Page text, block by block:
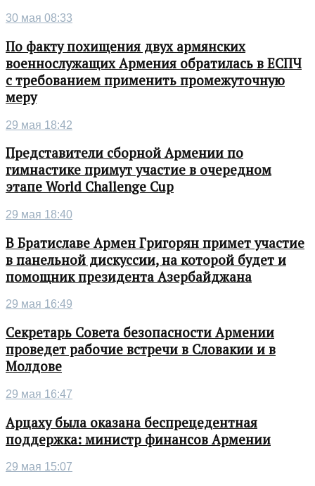
30 мая 08:33
По факту похищения двух армянских
военнослужащих Армения обратилась в ЕСПЧ
с требованием применить промежуточную
меру
29 мая 18:42
Представители сборной Армении по
гимнастике примут участие в очередном
этапе World Challenge Cup
29 мая 18:40
В Братиславе Армен Григорян примет участие
в панельной дискуссии, на которой будет и
помощник президента Азербайджана
29 мая 16:49
Секретарь Совета безопасности Армении
проведет рабочие встречи в Словакии и в
Молдове
29 мая 16:47
Арцаху была оказана беспрецедентная
поддержка: министр финансов Армении
29 мая 15:07